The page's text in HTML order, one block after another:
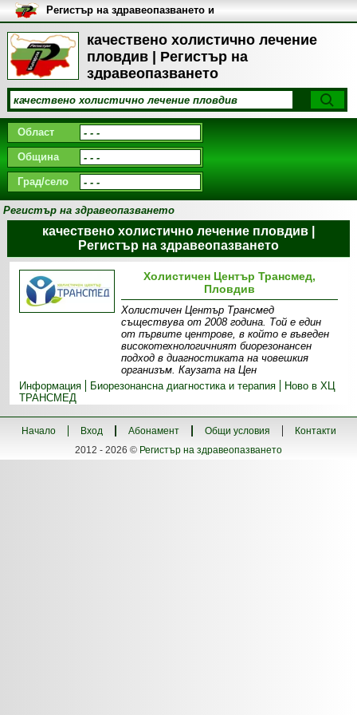
качествено холистично лечение
пловдив | Регистър на
здравеопазването
Регистър на здравеопазването и
медицинските заведения в
България
Област
Община
Град/село
Регистър на здравеопазването
качествено холистично лечение пловдив |
Регистър на здравеопазването
Холистичен Център Трансмед,
Пловдив
Холистичен Център Трансмед
съществува от 2008 година. Той е един
от първите центрове, в който е въведен
високотехнологичният биорезонансен
подход в диагностиката на човешкия
организъм. Каузата на Цен
Информация
Биорезонансна диагностика и терапия
Ново в ХЦ
ТРАНСМЕД
Начало Вход Абонамент Общи условия
Контакти
2012 - 2026 © Регистър на здравеопазването